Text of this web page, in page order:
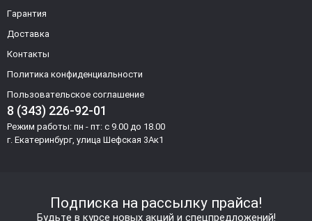
Гарантия
Доставка
Контакты
Политика конфиденциальности
Пользовательское соглашение
8 (343) 226-92-01
Режим работы: пн - пт: с 9.00 до 18.00
г. Екатеринбург, улица Шефская 3Ак1
Подписка на рассылку прайса!
Будьте в курсе новых акций и спецпредложений!